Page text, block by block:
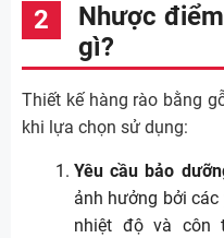
Nhược
gì?
Thiết kế hàng rào bằng
khi lựa chọn sử dụng:
Yêu cầu bảo
ảnh hưởng bởi
nhiệt độ và côn